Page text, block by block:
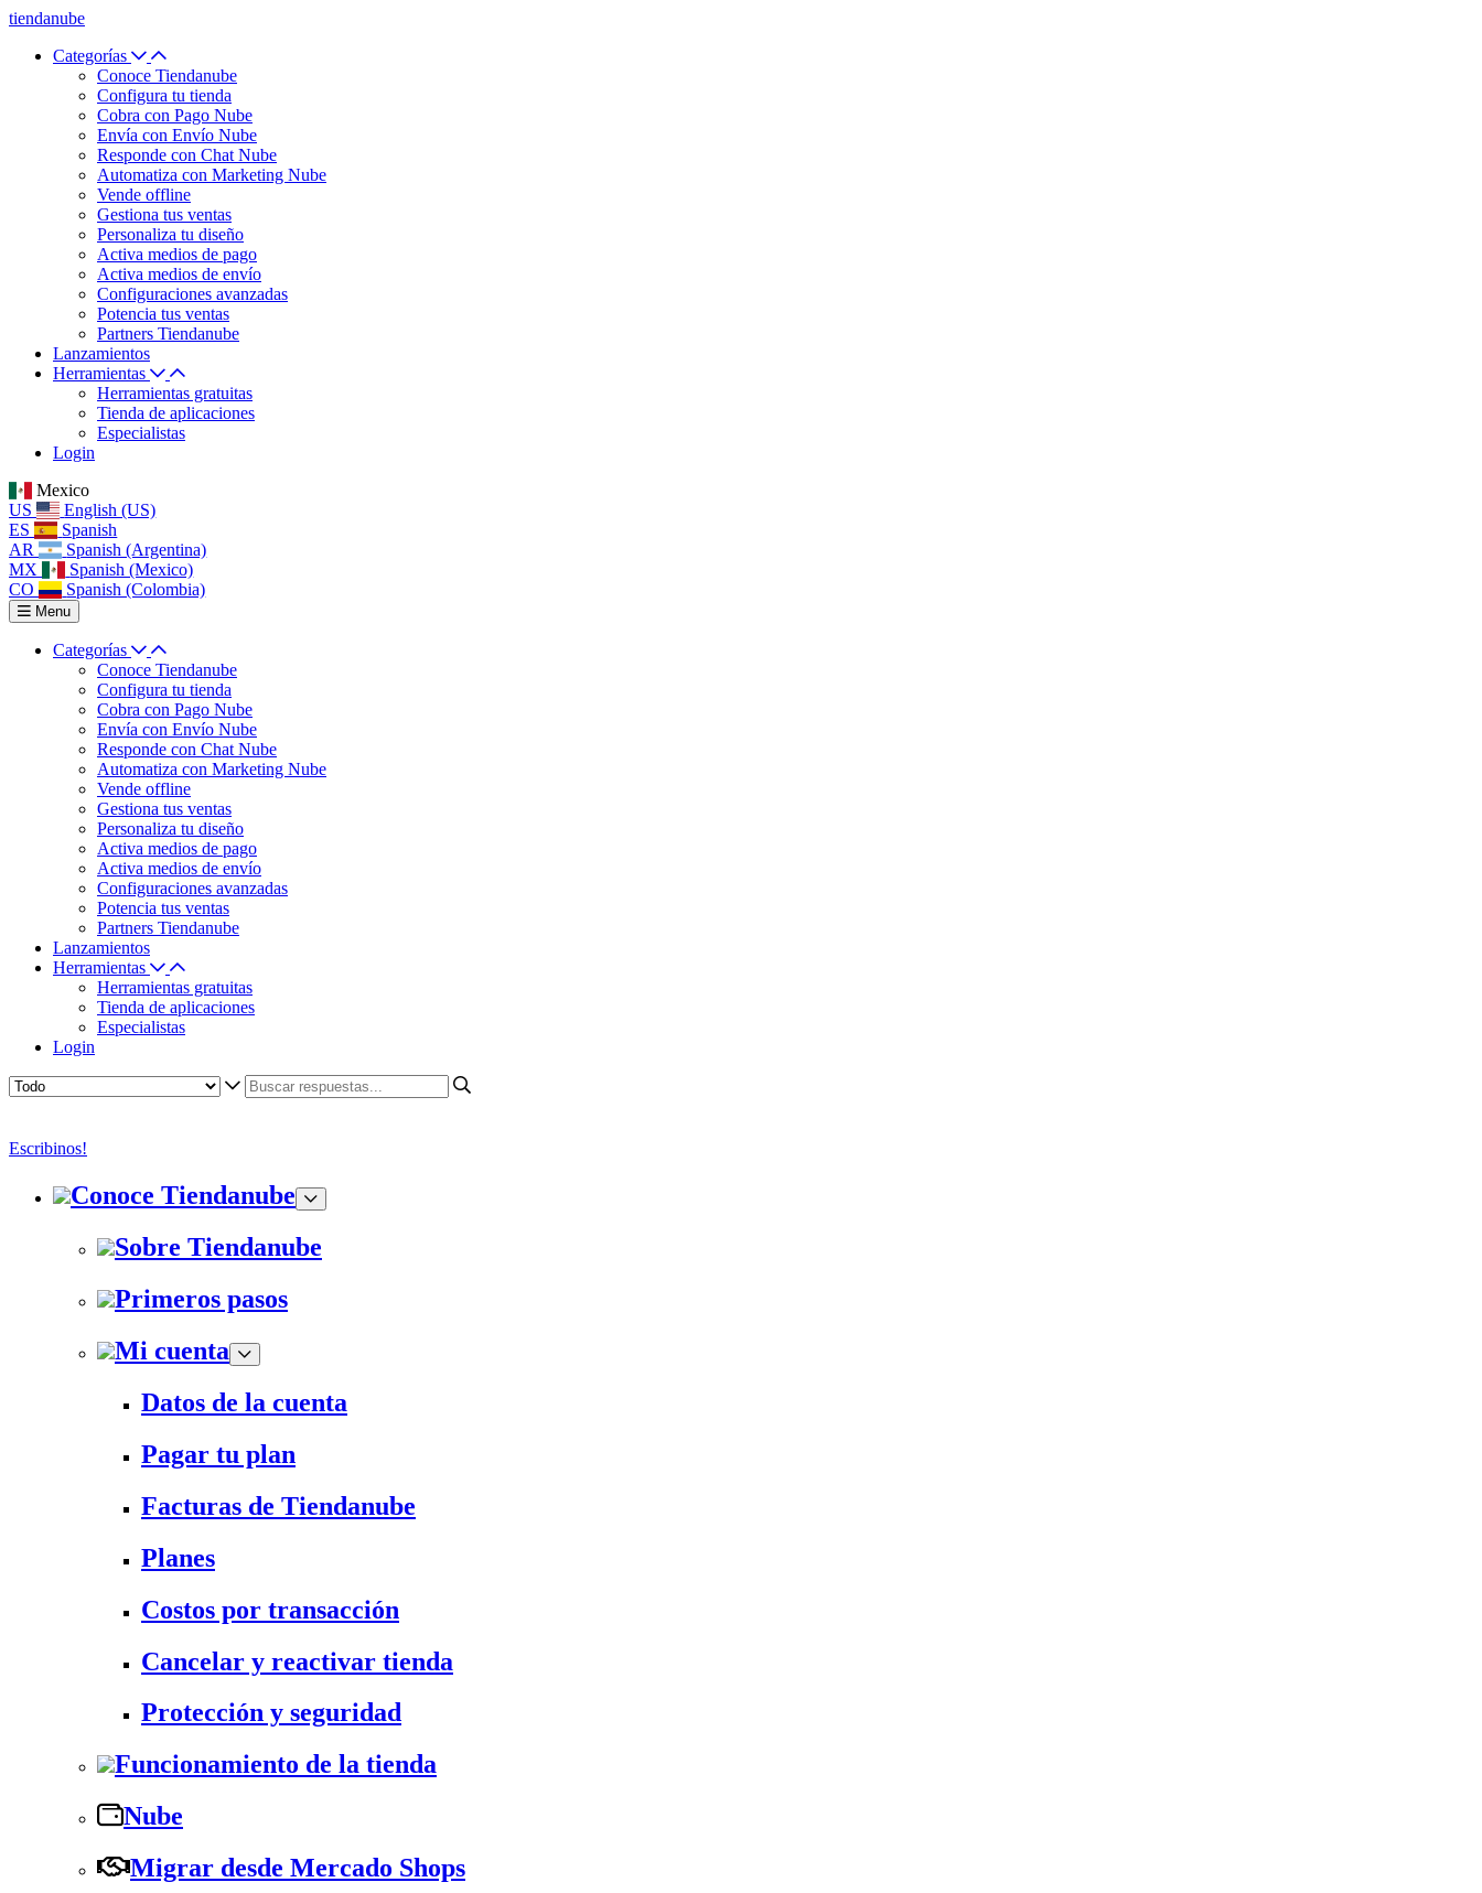
tiendanube
Categorías
Conoce Tiendanube
Configura tu tienda
Cobra con Pago Nube
Envía con Envío Nube
Responde con Chat Nube
Automatiza con Marketing Nube
Vende offline
Gestiona tus ventas
Personaliza tu diseño
Activa medios de pago
Activa medios de envío
Configuraciones avanzadas
Potencia tus ventas
Partners Tiendanube
Lanzamientos
Herramientas
Herramientas gratuitas
Tienda de aplicaciones
Especialistas
Login
Mexico
US
English (US)
ES
Spanish
AR
Spanish (Argentina)
MX
Spanish (Mexico)
CO
Spanish (Colombia)
Menu
Categorías
Conoce Tiendanube
Configura tu tienda
Cobra con Pago Nube
Envía con Envío Nube
Responde con Chat Nube
Automatiza con Marketing Nube
Vende offline
Gestiona tus ventas
Personaliza tu diseño
Activa medios de pago
Activa medios de envío
Configuraciones avanzadas
Potencia tus ventas
Partners Tiendanube
Lanzamientos
Herramientas
Herramientas gratuitas
Tienda de aplicaciones
Especialistas
Login
Escribinos!
Conoce Tiendanube
Sobre Tiendanube
Primeros pasos
Mi cuenta
Datos de la cuenta
Pagar tu plan
Facturas de Tiendanube
Planes
Costos por transacción
Cancelar y reactivar tienda
Protección y seguridad
Funcionamiento de la tienda
Nube
Migrar desde Mercado Shops